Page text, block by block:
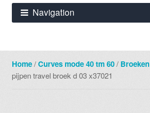
Navigation
Home/Curves mode 40 tm 60/ Broeken
pijpen travel broek d 03 x37021